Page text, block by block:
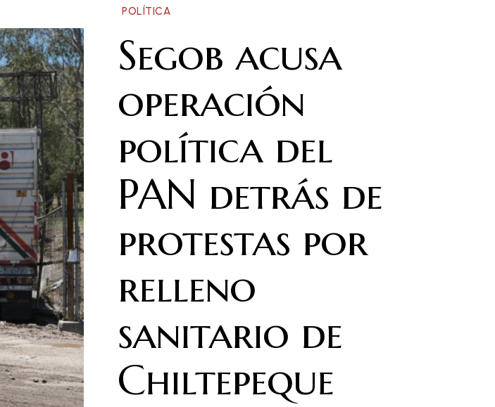
POLÍTICA
Segob acusa
operación
política del
PAN detrás de
protestas por
relleno
sanitario de
Chiltepeque